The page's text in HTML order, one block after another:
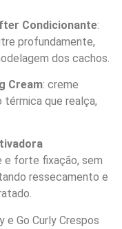
Condicionante:
profundamente,
dos cachos.
Cream: creme
que realça,
forte fixação, sem
ressecamento e
e Go Curly Crespos